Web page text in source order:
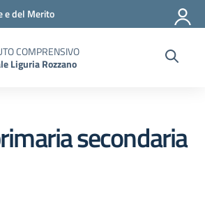
e del Merito
COMPRENSIVO
Liguria Rozzano
secondaria